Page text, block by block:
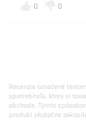
0
0
Recenzia označená textom
spotrebiteľa, ktorý si
obchode. Týmto
produkt skutočne